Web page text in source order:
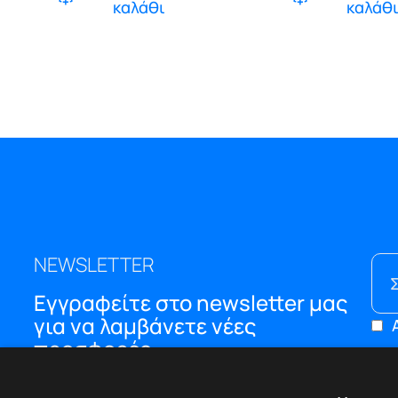
καλάθι
καλάθι
NEWSLETTER
Εγγραφείτε στο newsletter μας
για να λαμβάνετε νέες
προσφορές